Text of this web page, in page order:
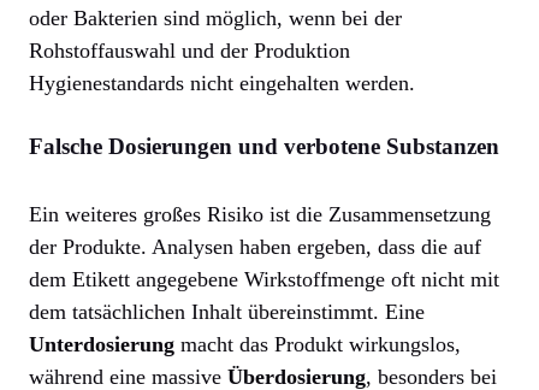
oder Bakterien sind möglich, wenn bei der
Rohstoffauswahl und der Produktion
Hygienestandards nicht eingehalten werden.
Falsche Dosierungen und verbotene Substanzen
Ein weiteres großes Risiko ist die Zusammensetzung
der Produkte. Analysen haben ergeben, dass die auf
dem Etikett angegebene Wirkstoffmenge oft nicht mit
dem tatsächlichen Inhalt übereinstimmt. Eine
Unterdosierung macht das Produkt wirkungslos,
während eine massive Überdosierung, besonders bei